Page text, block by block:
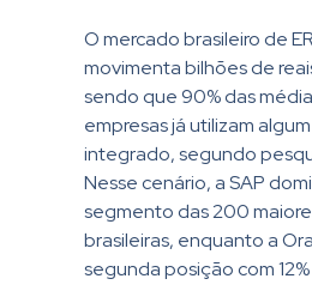
O mercado brasileiro de
movimenta bilhões de
sendo que 90% das
empresas já utilizam
integrado, segundo
Nesse cenário, a SAP
segmento das 200
brasileiras, enquanto a
segunda posição com